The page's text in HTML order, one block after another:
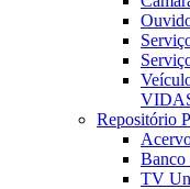
Repositório
Banco
TV